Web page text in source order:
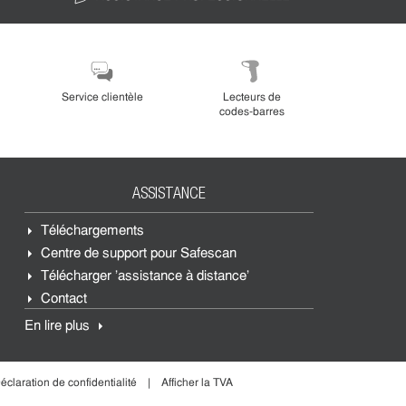
Service clientèle
Lecteurs de
codes-barres
ASSISTANCE
Téléchargements
Centre de support pour Safescan
Télécharger 'assistance à distance'
Contact
En lire plus
de confidentialité Afficher la TVA